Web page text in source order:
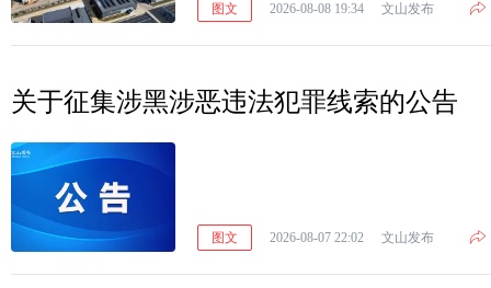
图文 2026-08-08 19:34 文山发布
关于征集涉黑涉恶违法犯罪线索的公告
图文 2026-08-07 22:02 文山发布